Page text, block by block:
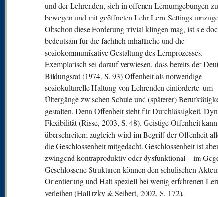
und der Lehrenden, sich in offenen Lernumgebungen zu
bewegen und mit geöffneten Lehr-Lern-Settings
Obschon diese Forderung trivial klingen mag, ist sie
bedeutsam für die fachlich-inhaltliche und die
soziokommunikative Gestaltung des Lernprozesses.
Exemplarisch sei darauf verwiesen, dass bereits der
Bildungsrat (1974, S. 93) Offenheit als notwendige
soziokulturelle Haltung von Lehrenden einforderte, um
Übergänge zwischen Schule und (späterer)
gestalten. Denn Offenheit steht für Durchlässigkeit,
Flexibilität (Risse, 2003, S. 48). Geistige Offenheit
überschreiten; zugleich wird im Begriff der Offenheit
die Geschlossenheit mitgedacht. Geschlossenheit ist
zwingend kontraproduktiv oder dysfunktional – im
Geschlossene Strukturen können den schulischen
Orientierung und Halt speziell bei wenig erfahrenen
verleihen (Hallitzky & Seibert, 2002, S. 172).